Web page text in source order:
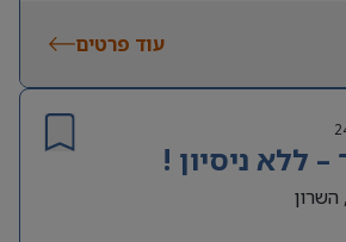
עוד פרטים
ללא ניסיון !